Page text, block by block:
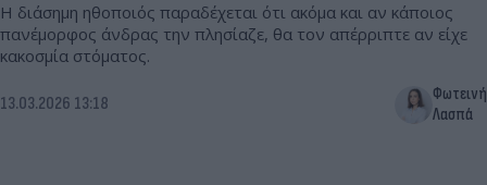
Η διάσημη ηθοποιός παραδέχεται ότι ακόμα και αν κάποιος
πανέμορφος άνδρας την πλησίαζε, θα τον απέρριπτε αν είχε
κακοσμία στόματος.
13.03.2026 13:18
Φωτεινή
Λασπά